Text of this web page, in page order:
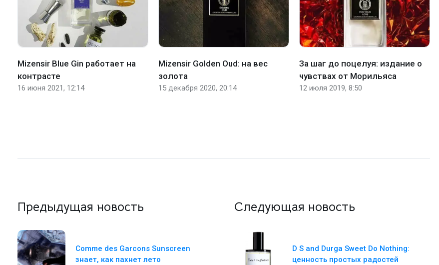
Mizensir Blue Gin работает на
контрасте
16 июня 2021, 12:14
Mizensir Golden Oud: на вес
золота
15 декабря 2020, 20:14
За шаг до поцелуя: издание о
чувствах от Морильяса
12 июля 2019, 8:50
Предыдущая новость
Comme des Garcons Sunscreen
знает, как пахнет лето
Следующая новость
D S and Durga Sweet Do Nothing:
ценность простых радостей